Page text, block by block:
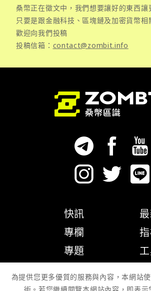
桑幣正在徵文中，我們想要讓好的東西讓
只要是跟金融科技、區塊鏈及加密貨幣
歡迎向我們投稿
投稿信箱： contact@zombit.info
快訊
專欄
專題
為提供您更多優質的服務與內容，本網站